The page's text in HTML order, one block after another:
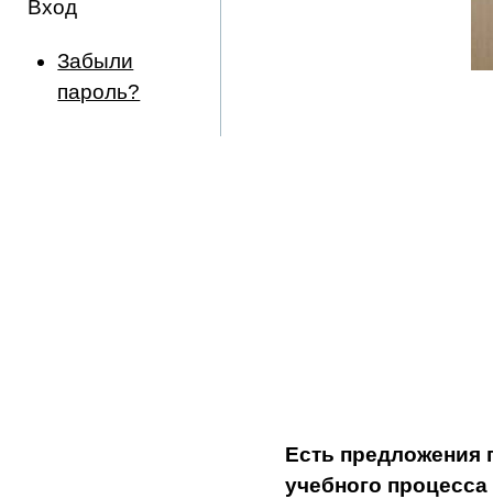
Есть предложения
учебного процесса
Забыли
пароль?